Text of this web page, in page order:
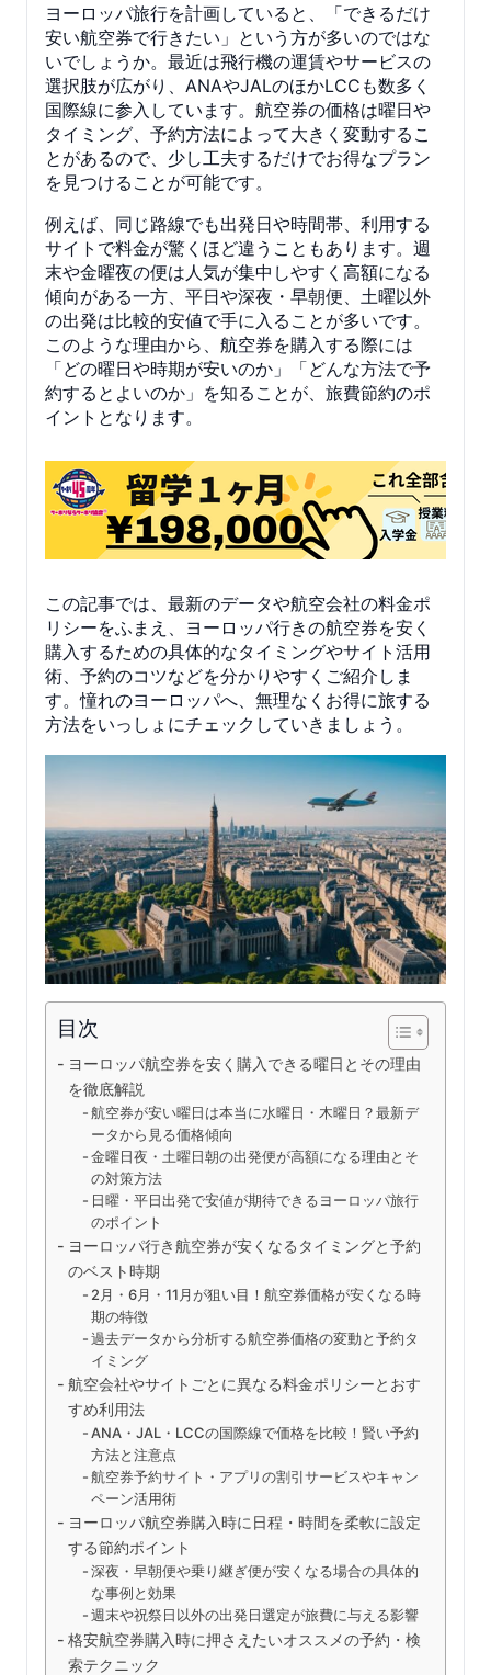
ヨーロッパ旅行を計画していると、「できるだけ
安い航空券で行きたい」という方が多いのではな
いでしょうか。最近は飛行機の運賃やサービスの
選択肢が広がり、ANAやJALのほかLCCも数多く
国際線に参入しています。航空券の価格は曜日や
タイミング、予約方法によって大きく変動するこ
とがあるので、少し工夫するだけでお得なプラン
を見つけることが可能です。
例えば、同じ路線でも出発日や時間帯、利用する
サイトで料金が驚くほど違うこともあります。週
末や金曜夜の便は人気が集中しやすく高額になる
傾向がある一方、平日や深夜・早朝便、土曜以外
の出発は比較的安値で手に入ることが多いです。
このような理由から、航空券を購入する際には
「どの曜日や時期が安いのか」「どんな方法で予
約するとよいのか」を知ることが、旅費節約のポ
イントとなります。
この記事では、最新のデータや航空会社の料金ポ
リシーをふまえ、ヨーロッパ行きの航空券を安く
購入するための具体的なタイミングやサイト活用
術、予約のコツなどを分かりやすくご紹介しま
す。憧れのヨーロッパへ、無理なくお得に旅する
方法をいっしょにチェックしていきましょう。
目次
ヨーロッパ航空券を安く購入できる曜日とその理由
を徹底解説
航空券が安い曜日は本当に水曜日・木曜日？最新デ
ータから見る価格傾向
金曜日夜・土曜日朝の出発便が高額になる理由とそ
の対策方法
日曜・平日出発で安値が期待できるヨーロッパ旅行
のポイント
ヨーロッパ行き航空券が安くなるタイミングと予約
のベスト時期
2月・6月・11月が狙い目！航空券価格が安くなる時
期の特徴
過去データから分析する航空券価格の変動と予約タ
イミング
航空会社やサイトごとに異なる料金ポリシーとおす
すめ利用法
ANA・JAL・LCCの国際線で価格を比較！賢い予約
方法と注意点
航空券予約サイト・アプリの割引サービスやキャン
ペーン活用術
ヨーロッパ航空券購入時に日程・時間を柔軟に設定
する節約ポイント
深夜・早朝便や乗り継ぎ便が安くなる場合の具体的
な事例と効果
週末や祝祭日以外の出発日選定が旅費に与える影響
格安航空券購入時に押さえたいオススメの予約・検
索テクニック